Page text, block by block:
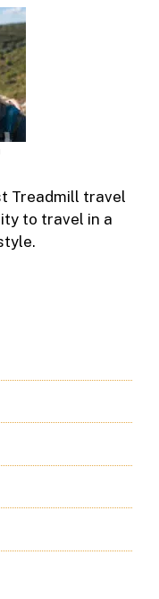
Treadmill travel
to travel in a